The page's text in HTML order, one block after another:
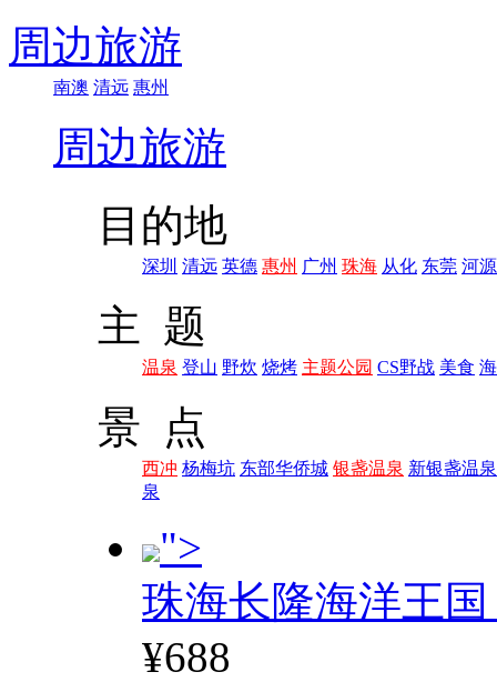
周边旅游
南澳 清远 惠州
周边旅游
目的地
深圳 清远 英德 惠州 广州 珠海 从化 东莞 河源
主 题
温泉 登山 野炊 烧烤 主题公园 CS野战 美食
景 点
西冲 杨梅坑 东部华侨城 银盏温泉 新银盏温泉
泉
">
珠海长隆海洋王
¥688